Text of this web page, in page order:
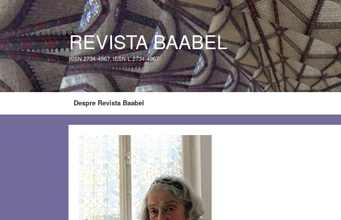
REVISTA BAABEL
ISSN 2734-4967, ISSN-L 2734-4967
Despre Revista Baabel